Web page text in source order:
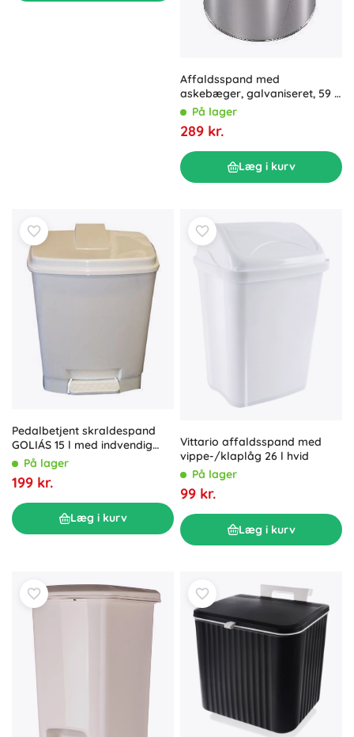
Affaldsspand med
askebæger, galvaniseret, 59 ×
24 cm
På lager
289 kr.
Læg i kurv
Pedalbetjent skraldespand
GOLIÁS 15 l med indvendig
indsats, rektangulær
På lager
199 kr.
Læg i kurv
Vittario affaldsspand med
vippe-/klaplåg 26 l hvid
På lager
99 kr.
Læg i kurv